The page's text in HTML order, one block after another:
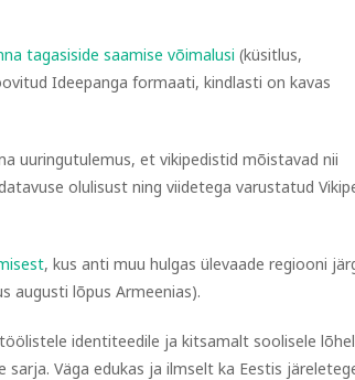
tagasiside saamise võimalusi (küsitlus,
Ideepanga formaati, kindlasti on kavas
uuringutulemus, et vikipedistid mõistavad nii
olulisust ning viidetega varustatud
, kus anti muu hulgas ülevaade regiooni
augusti lõpus Armeenias).
identiteedile ja kitsamalt soolisele
Väga edukas ja ilmselt ka Eestis